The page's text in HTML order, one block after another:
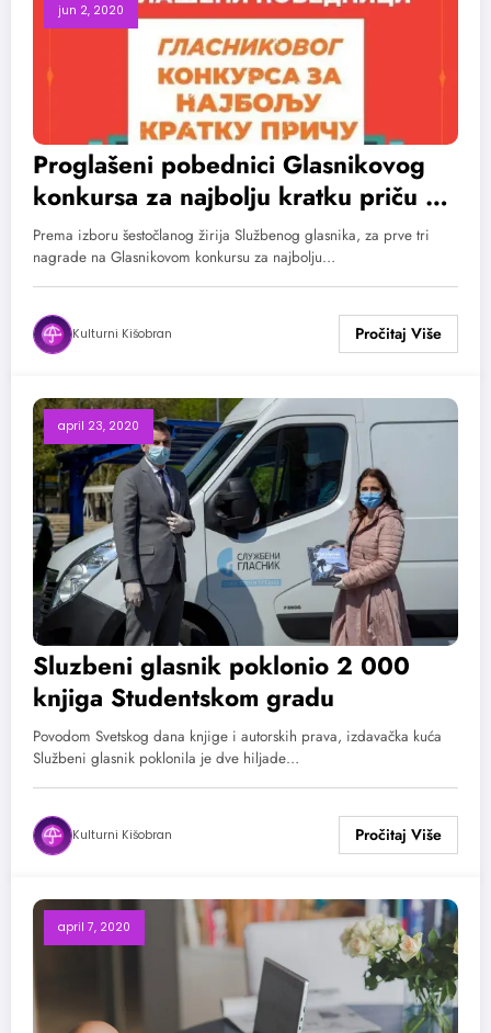
jun 2, 2020
Proglašeni pobednici Glasnikovog
konkursa za najbolju kratku priču za
studente
Prema izboru šestočlanog žirija Službenog glasnika, za prve tri
nagrade na Glasnikovom konkursu za najbolju…
Kulturni Kišobran
april 23, 2020
Sluzbeni glasnik poklonio 2 000
knjiga Studentskom gradu
Povodom Svetskog dana knjige i autorskih prava, izdavačka kuća
Službeni glasnik poklonila je dve hiljade…
Kulturni Kišobran
april 7, 2020